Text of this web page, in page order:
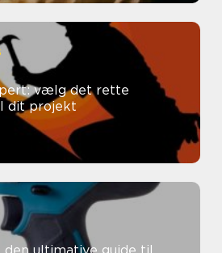
vælg det rette
dit projekt